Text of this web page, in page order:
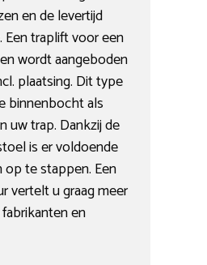
en de levertijd
traplift voor een
wordt aangeboden
plaatsing. Dit type
binnenbocht als
uw trap. Dankzij de
is er voldoende
te stappen. Een
vertelt u graag meer
en